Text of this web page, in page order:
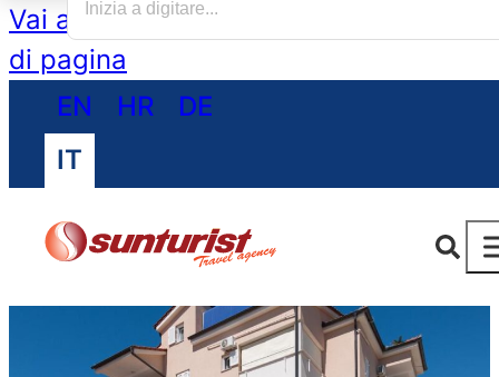
Vai al contenuto principale
di pagina
EN
HR
DE
IT